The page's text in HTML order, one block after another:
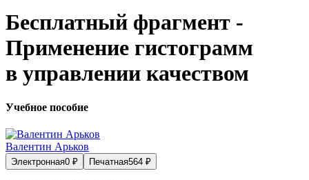
Бесплатный фрагмент -
Применение гистограмм
в управлении качеством
Учебное пособие
Валентин Арьков
Электронная0 ₽ Печатная564 ₽